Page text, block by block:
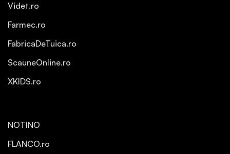
Videt.ro
Farmec.ro
FabricaDeTuica.ro
ScauneOnline.ro
XKIDS.ro
NOTINO
FLANCO.ro